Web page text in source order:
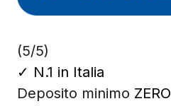
(5/5)
✓ N.1 in Italia
Deposito minimo ZERO